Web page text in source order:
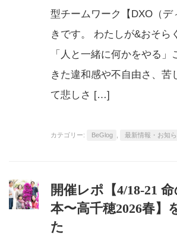
型チームワーク【DXO（デ
きです。 わたしが&おそら
「人と一緒に何かをやる」
きた違和感や不自由さ、苦
て悲しさ […]
カテゴリー: BeGlog 最新情報・お知
開催レポ【4/18-21
本〜高千穂2026春】
た